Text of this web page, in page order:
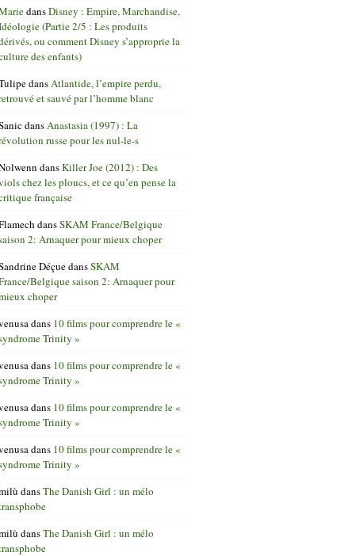
dansDisney : Empire, Marchandise,
(Partie 2/5 : Les produits
ou comment Disney s’approprie la
des enfants)
dans Atlantide, l’empire perdu,
et sauvé par l’homme blanc
dans Anastasia (1997) : La
russe pour les nul-le-s
dansKiller Joe (2012) : Des
chez les ploucs, et ce qu’en pense la
française
dansSKAM France/Belgique
2: Arnaquer pour mieux choper
DéçuedansSKAM
Belgique saison 2: Arnaquer pour
choper
dans 10 films pour comprendre le «
Trinity »
dans 10 films pour comprendre le «
Trinity »
dans 10 films pour comprendre le «
Trinity »
dans 10 films pour comprendre le «
Trinity »
dansThe Danish Girl : un mélo
dansThe Danish Girl : un mélo